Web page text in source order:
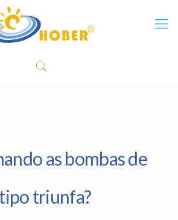
as bombas de
triunfa?